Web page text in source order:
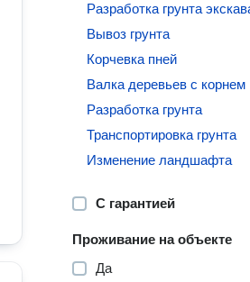
Разработка грунта
Вывоз грунта
Корчевка пней
Валка деревьев с корнем
Разработка грунта
Транспортировка грунта
Изменение ландшафта
С гарантией
Проживание на объекте
Да